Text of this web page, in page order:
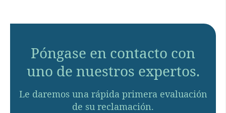
Póngase en contacto con
uno de nuestros expertos.
Le daremos una rápida primera evaluación
de su reclamación.